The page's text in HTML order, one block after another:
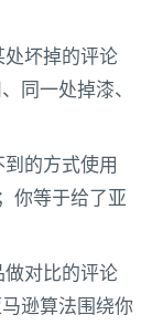
坏掉的评论
同一处掉漆、
的方式使用
你等于给了亚
对比的评论
逊算法围绕你